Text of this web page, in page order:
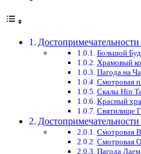
Большой
Храмовый
Пагода на
Смотровая
Скалы Hin
Красный
Святилище
Смотровая
Смотровая
Пагода